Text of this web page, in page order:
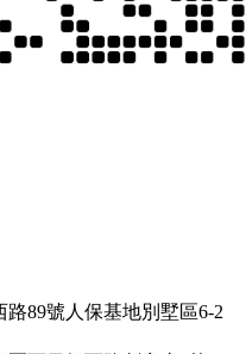
89號人保基地別墅區6-2